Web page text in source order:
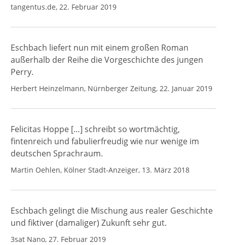
tangentus.de, 22. Februar 2019
Eschbach liefert nun mit einem großen Roman
außerhalb der Reihe die Vorgeschichte des jungen
Perry.
Herbert Heinzelmann, Nürnberger Zeitung, 22. Januar 2019
Felicitas Hoppe […] schreibt so wortmächtig,
fintenreich und fabulierfreudig wie nur wenige im
deutschen Sprachraum.
Martin Oehlen, Kölner Stadt-Anzeiger, 13. März 2018
Eschbach gelingt die Mischung aus realer Geschichte
und fiktiver (damaliger) Zukunft sehr gut.
3sat Nano, 27. Februar 2019